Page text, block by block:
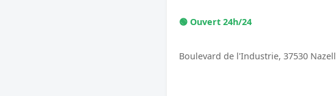
🟢 Ouvert 24h/24
Boulevard de l'Industrie, 37530